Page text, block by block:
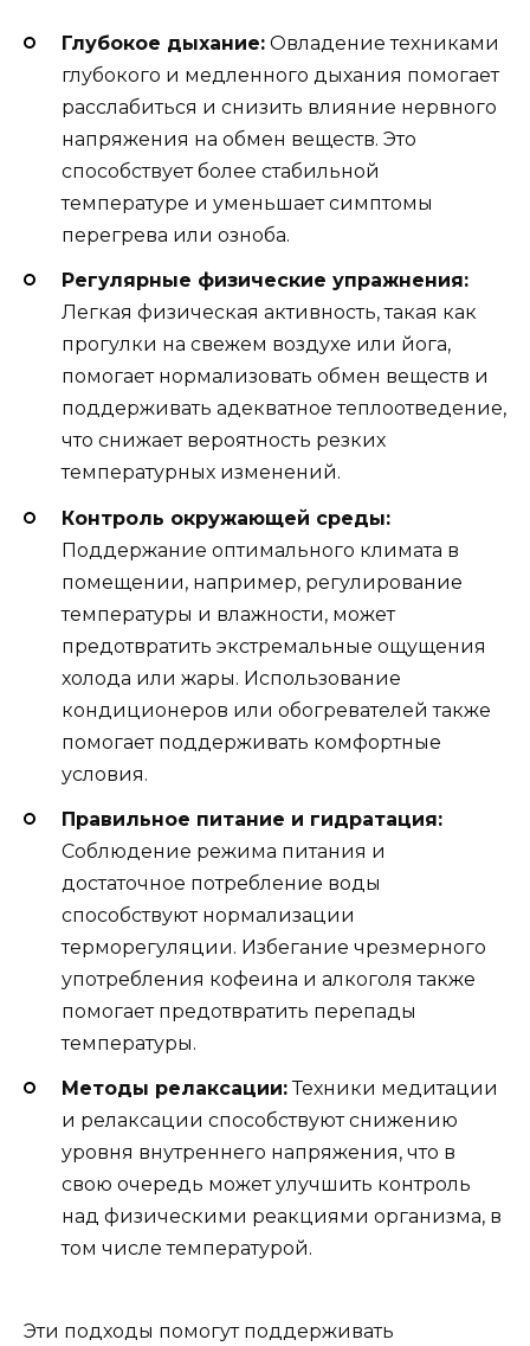
Глубокое дыхание: Овладение техниками
глубокого и медленного дыхания помогает
расслабиться и снизить влияние нервного
напряжения на обмен веществ. Это
способствует более стабильной
температуре и уменьшает симптомы
перегрева или озноба.
Регулярные физические упражнения:
Легкая физическая активность, такая как
прогулки на свежем воздухе или йога,
помогает нормализовать обмен веществ и
поддерживать адекватное теплоотведение,
что снижает вероятность резких
температурных изменений.
Контроль окружающей среды:
Поддержание оптимального климата в
помещении, например, регулирование
температуры и влажности, может
предотвратить экстремальные ощущения
холода или жары. Использование
кондиционеров или обогревателей также
помогает поддерживать комфортные
условия.
Правильное питание и гидратация:
Соблюдение режима питания и
достаточное потребление воды
способствуют нормализации
терморегуляции. Избегание чрезмерного
употребления кофеина и алкоголя также
помогает предотвратить перепады
температуры.
Методы релаксации:Техники медитации
и релаксации способствуют снижению
уровня внутреннего напряжения, что в
свою очередь может улучшить контроль
над физическими реакциями организма, в
том числе температурой.
Эти подходы помогут поддерживать